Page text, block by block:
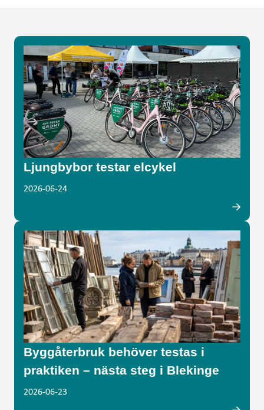
Ljungbybor testar elcykel
2026-06-24
Byggåterbruk behöver testas i
praktiken – nästa steg i Blekinge
2026-06-23